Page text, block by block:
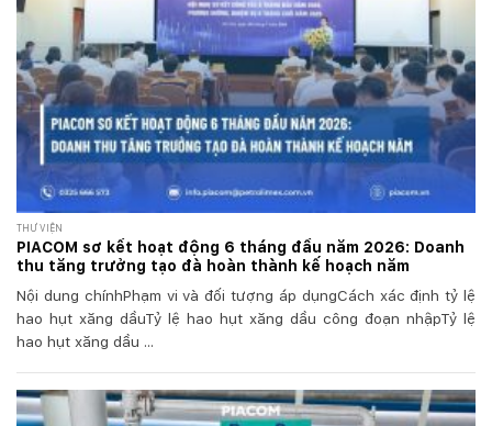
THƯ VIỆN
PIACOM sơ kết hoạt động 6 tháng đầu năm 2026: Doanh
thu tăng trưởng tạo đà hoàn thành kế hoạch năm
Nội dung chínhPhạm vi và đối tượng áp dụngCách xác định tỷ lệ
hao hụt xăng dầuTỷ lệ hao hụt xăng dầu công đoạn nhậpTỷ lệ
hao hụt xăng dầu ...